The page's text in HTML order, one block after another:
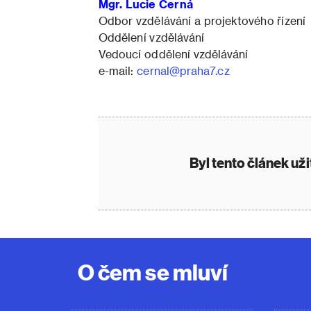
Mgr. Lucie Černá
Odbor vzdělávání a projektového řízení
Oddělení vzdělávání
Vedoucí oddělení vzdělávání
e-mail:cernal@praha7.cz
Byl tento článek
O čem se mluví